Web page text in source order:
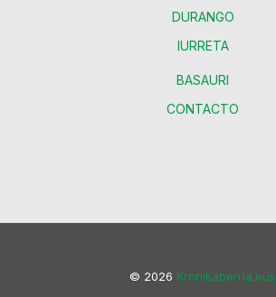
DURANGO
IURRETA
BASAURI
CONTACTO
© 2026 Kronikaberria.eus